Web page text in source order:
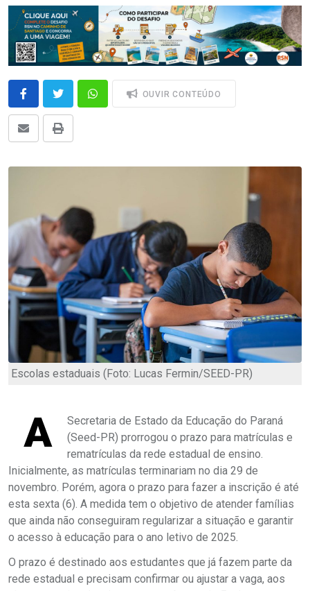
OUVIR CONTEÚDO
Escolas estaduais (Foto: Lucas Fermin/SEED-PR)
A
Secretaria de Estado da Educação do Paraná
(Seed-PR) prorrogou o prazo para matrículas e
rematrículas da rede estadual de ensino.
Inicialmente, as matrículas terminariam no dia 29 de
novembro. Porém, agora o prazo para fazer a inscrição é até
esta sexta (6). A medida tem o objetivo de atender famílias
que ainda não conseguiram regularizar a situação e garantir
o acesso à educação para o ano letivo de 2025.
O prazo é destinado aos estudantes que já fazem parte da
rede estadual e precisam confirmar ou ajustar a vaga, aos